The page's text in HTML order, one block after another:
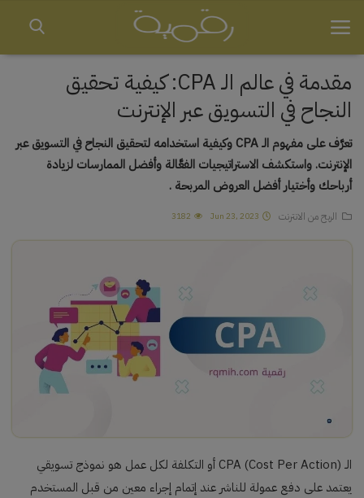
الرئيسية
التجارة الإلكترونية
التسويق عبر الإنترنت
الاستثمار والتداول
العمل الحر (Freelancing)
الربح من الانترنت
مقدمة في عالم الـ CPA: كيفية تحقيق
النجاح في التسويق عبر الإنترنت
تعرَّف على مفهوم الـ CPA وكيفية استخدامه لتحقيق النجاح في التسويق عبر
الإنترنت. واستكشف الاستراتيجيات الفعَّالة وأفضل الممارسات لزيادة
أرباحك وأختيار أفضل العروض المربحة .
الربح من الانترنت
الـ CPA (Cost Per Action) أو التكلفة لكل عمل هو نموذج تسويقي
يعتمد على دفع عمولة للناشر عند إتمام إجراء معين من قبل المستخدم